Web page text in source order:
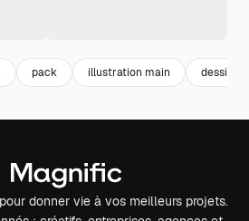
pack illustration main dessin
donner vie à vos meilleurs projets.